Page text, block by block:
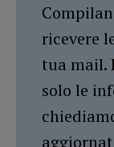
ricevere
tua mail.
solo le